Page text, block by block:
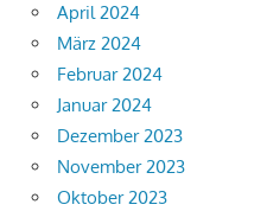
April 2024
März 2024
Februar 2024
Januar 2024
Dezember 2023
November 2023
Oktober 2023